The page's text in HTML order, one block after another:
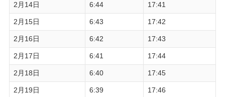
2月14日 6:44 17:41
2月15日 6:43 17:42
2月16日 6:42 17:43
2月17日 6:41 17:44
2月18日 6:40 17:45
2月19日 6:39 17:46